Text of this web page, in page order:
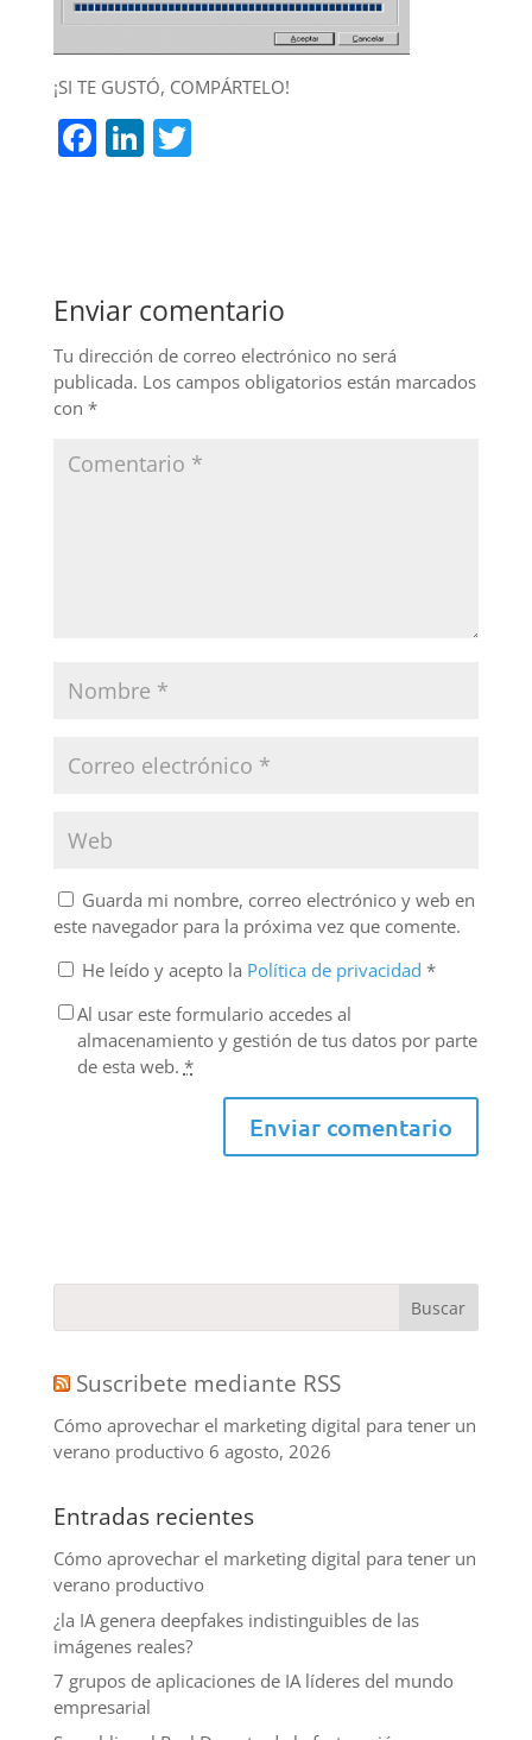
¡SI TE GUSTÓ, COMPÁRTELO!
F
b
o
o
k
Li
n
T
Enviar comentario
Tu dirección de correo electrónico no será
publicada. Los campos obligatorios están marcados
con *
Guarda mi nombre, correo electrónico y web en
este navegador para la próxima vez que comente.
He leído y acepto la Política de privacidad *
Al usar este formulario accedes al
almacenamiento y gestión de tus datos por parte
de esta web. *
Suscribete mediante RSS
Cómo aprovechar el marketing digital para tener un
verano productivo 6 agosto, 2026
Entradas recientes
Cómo aprovechar el marketing digital para tener un
verano productivo
¿la IA genera deepfakes indistinguibles de las
imágenes reales?
7 grupos de aplicaciones de IA líderes del mundo
empresarial